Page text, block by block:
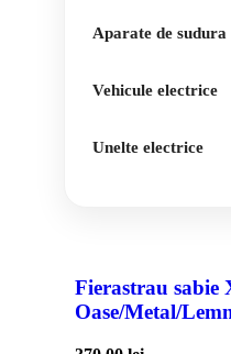
Aparate de sudura
Vehicule electrice
Unelte electrice
Fierastrau sabie
Oase/Metal/